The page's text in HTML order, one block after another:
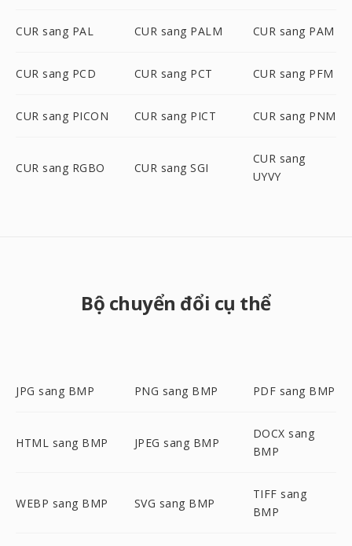
CUR sang PAL CUR sang PALM CUR sang PAM
CUR sang PCD CUR sang PCT CUR sang PFM
CUR sang PICON CUR sang PICT CUR sang PNM
CUR sang RGBO CUR sang SGI
CUR sang
UYVY
Bộ chuyển đổi cụ thể
JPG sang BMP PNG sang BMP PDF sang BMP
HTML sang BMP JPEG sang BMP
DOCX sang
BMP
WEBP sang BMP SVG sang BMP
TIFF sang
BMP